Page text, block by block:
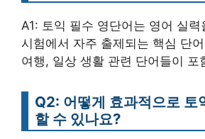
A1: 토익 필수 영단어는 영어 실력
시험에서 자주 출제되는 핵심 단
여행, 일상 생활 관련 단어들이 포
Q2: 어떻게 효과적으로 토
할 수 있나요?